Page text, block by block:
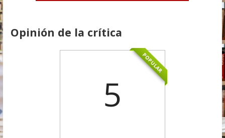
Opinión de la crítica
POPULAR
5